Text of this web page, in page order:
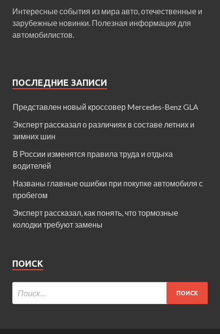
Интересные события из мира авто, отечественные и
зарубежные новинки. Полезная информация для
автомобилистов.
ПОСЛЕДНИЕ ЗАПИСИ
Представлен новый кроссовер Mercedes-Benz GLA
Эксперт рассказал о различиях в составе летних и
зимних шин
В России изменятся правила труда и отдыха
водителей
Названы главные ошибки при покупке автомобиля с
пробегом
Эксперт рассказал, как понять, что тормозные
колодки требуют замены
ПОИСК